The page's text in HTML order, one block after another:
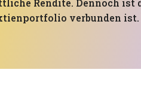
Rendite. Dennoch
verbunden